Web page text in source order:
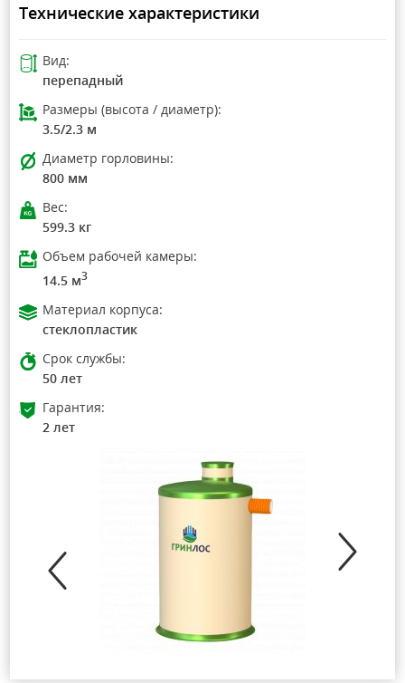
Технические характеристики
Вид:
перепадный
Размеры (высота / диаметр):
3.5/2.3 м
Диаметр горловины:
800 мм
Вес:
599.3 кг
Объем рабочей камеры:
14.5 м3
Материал корпуса:
стеклопластик
Срок службы:
50 лет
Гарантия:
2 лет